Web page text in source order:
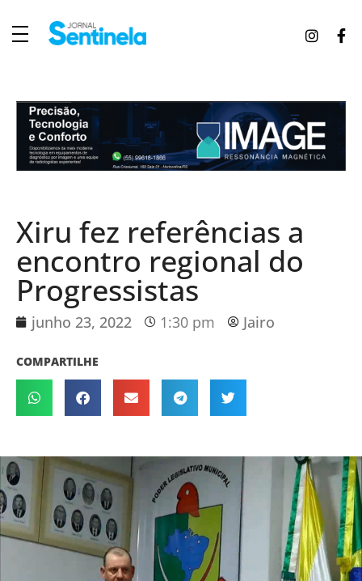
Xiru fez referências a
encontro regional do
Progressistas
junho 23, 2022 1:30 pm Jairo
COMPARTILHE